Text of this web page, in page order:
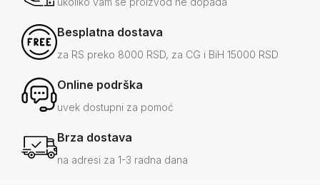
Besplatna dostava
za RS preko 8000 RSD, za CG i BiH 15000 RSD
Online podrška
uvek dostupni za pomoć
Brza dostava
na adresi za 1-3 radna dana